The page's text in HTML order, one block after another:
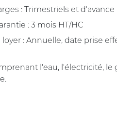
: Trimestriels et d'avance
: 3 mois HT/HC
loyer : Annuelle, date prise
l'eau, l'électricité,